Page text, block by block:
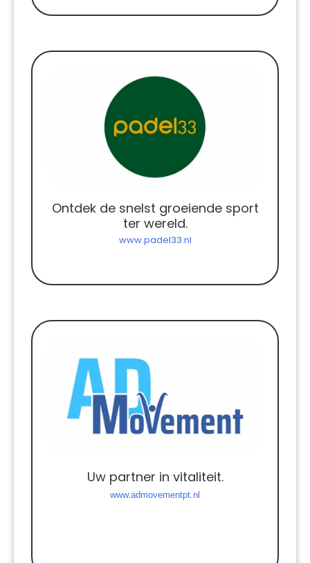
Ontdek de snelst groeiende sport
ter wereld.
www.padel33.nl
Uw partner in vitaliteit.
www.admovementpt.nl